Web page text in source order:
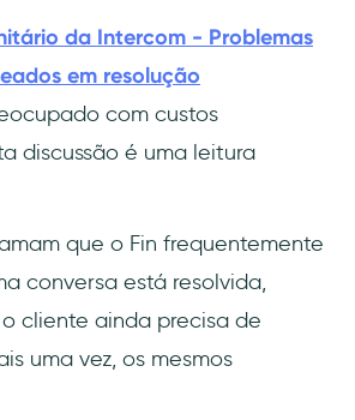
da Intercom - Problemas
em resolução
com custos
discussão é uma leitura
que o Fin frequentemente
conversa está resolvida,
cliente ainda precisa de
uma vez, os mesmos